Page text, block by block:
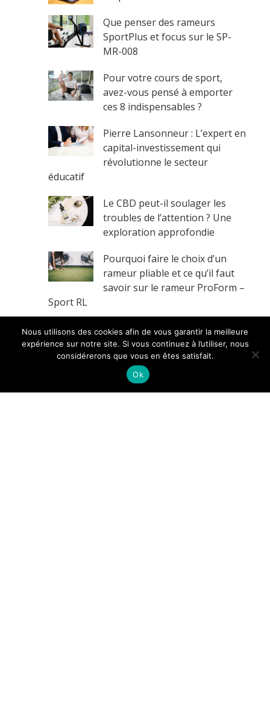
Que penser des rameurs
SportPlus et focus sur le SP-
MR-008
Pour votre cours de sport,
avez-vous pensé à emporter
ces 8 indispensables ?
Pierre Lansonneur : L’expert en
capital-investissement qui
révolutionne le secteur
éducatif
Le CBD peut-il soulager les
troubles de l’attention ? Une
exploration approfondie
Pourquoi faire le choix d’un
rameur pliable et ce qu’il faut
savoir sur le rameur ProForm –
Sport RL
Les symptômes de la démence
sénile : comment les
reconnaître et agir ?
Nous utilisons des cookies afin de vous garantir la meilleure
expérience sur notre site. Si vous continuez à l’utiliser, nous
considérerons que vous en êtes satisfait.
Ok